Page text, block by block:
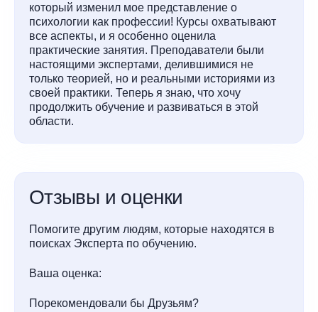
который изменил мое представление о
психологии как профессии! Курсы охватывают
все аспекты, и я особенно оценила
практические занятия. Преподаватели были
настоящими экспертами, делившимися не
только теорией, но и реальными историями из
своей практики. Теперь я знаю, что хочу
продолжить обучение и развиваться в этой
области.
Отзывы и оценки
Помогите другим людям, которые находятся в
поисках Эксперта по обучению.
Ваша оценка:
Порекомендовали бы Друзьям?